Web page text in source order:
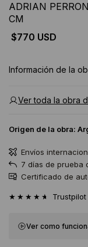
ADRIAN
CM
$770 USD
Información de la
Ver toda la obra
Origen de la obra:
Envíos
7 días de prueba
Certificado de
★★★★★
Ver como